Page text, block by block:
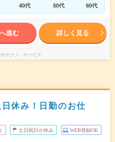
40代 50代 60代
進む 詳しく見る
テクノ・サービス
休み！日勤のお仕
土日祝日が休み WEB登録OK